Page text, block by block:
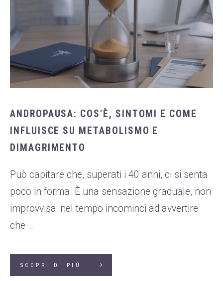
ANDROPAUSA: COS'È, SINTOMI E COME
INFLUISCE SU METABOLISMO E
DIMAGRIMENTO
Può capitare che, superati i 40 anni, ci si senta
poco in forma. È una sensazione graduale, non
improvvisa: nel tempo incominci ad avvertire
che …
SCOPRI DI PIÙ